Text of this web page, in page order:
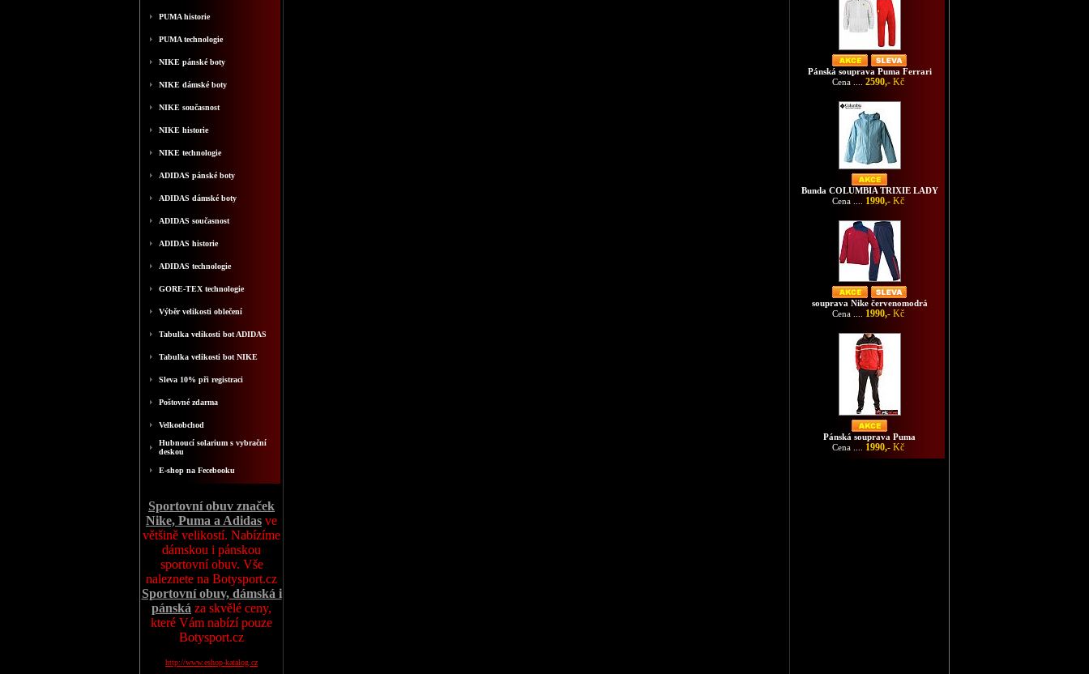
PUMA historie
PUMA technologie
NIKE pánské boty
NIKE dámské boty
NIKE současnost
NIKE historie
NIKE technologie
ADIDAS pánské boty
ADIDAS dámské boty
ADIDAS současnost
ADIDAS historie
ADIDAS technologie
GORE-TEX technologie
Výběr velikosti oblečení
Tabulka velikosti bot ADIDAS
Tabulka velikosti bot NIKE
Sleva 10% při registraci
Poštovné zdarma
Velkoobchod
Hubnoucí solarium s vybrační
deskou
E-shop na Fecebooku
Sportovní obuv značek
Nike, Puma a Adidas ve
většině velikostí. Nabízíme
dámskou i pánskou
sportovní obuv. Vše
naleznete na Botysport.cz
Sportovní obuv, dámská i
pánská za skvělé ceny,
které Vám nabízí pouze
Botysport.cz
http://www.eshop-katalog.cz
Pánská souprava Puma Ferrari
Cena .... 2590,- Kč
Bunda COLUMBIA TRIXIE LADY
Cena .... 1990,- Kč
souprava Nike červenomodrá
Cena .... 1990,- Kč
Pánská souprava Puma
Cena .... 1990,- Kč